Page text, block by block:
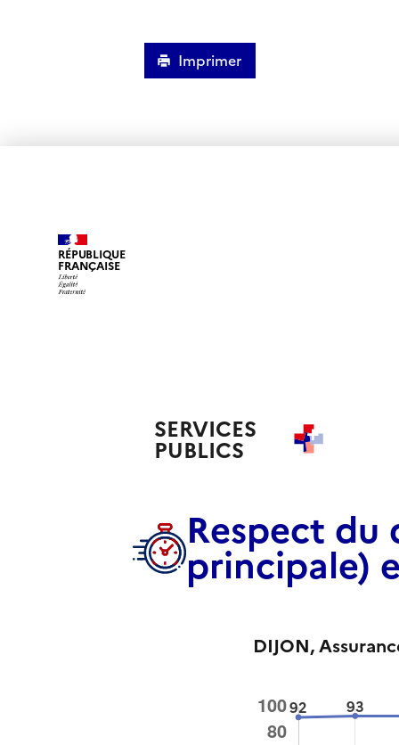
Imprimer
RÉPUBLIQUE
FRANÇAISE
SERVICES
PUBLICS
Respect
principale)
DIJON,